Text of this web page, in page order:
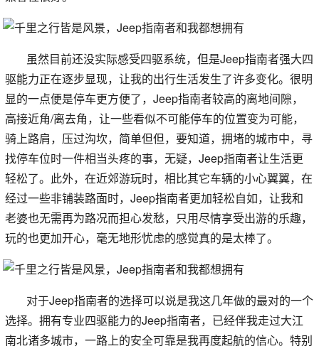
虽然目前还没实际感受四驱系统，但是Jeep指南者强大四
驱能力正在逐步显现，让我的出行生活发生了许多变化。很明
显的一点便是停车更方便了，Jeep指南者较高的离地间隙，
高接近角/离去角，让一些看似不可能停车的位置变为可能，
骑上路肩，压过沟坎，简单但但，要知道，拥堵的城市中，寻
找停车位时一件相当头疼的事，无疑，Jeep指南者让生活更
轻松了。此外，在近郊游玩时，相比其它车辆的小心翼翼，在
经过一些非铺装路面时，Jeep指南者更加轻松自如，让我和
老婆也无需再为路况而担心发愁，只用尽情享受出游的乐趣，
玩的也更加开心，毫无地形忧虑的感觉真的是太棒了。
对于Jeep指南者的选择可以说是我这几年做的最对的一个
选择。拥有专业四驱能力的Jeep指南者，已经伴我走过大江
南北诸多城市，一路上的安全可靠是我再度起航的信心。特别